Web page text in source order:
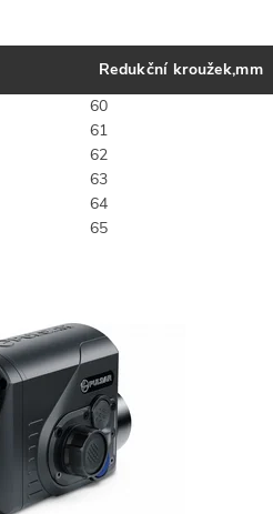
Redukční kroužek,mm
60
61
62
63
64
65